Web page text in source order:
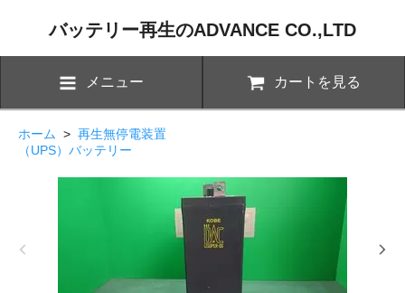
バッテリー再生のADVANCE CO.,LTD
メニュー カートを見る
ホーム > 再生無停電装置
（UPS）バッテリー